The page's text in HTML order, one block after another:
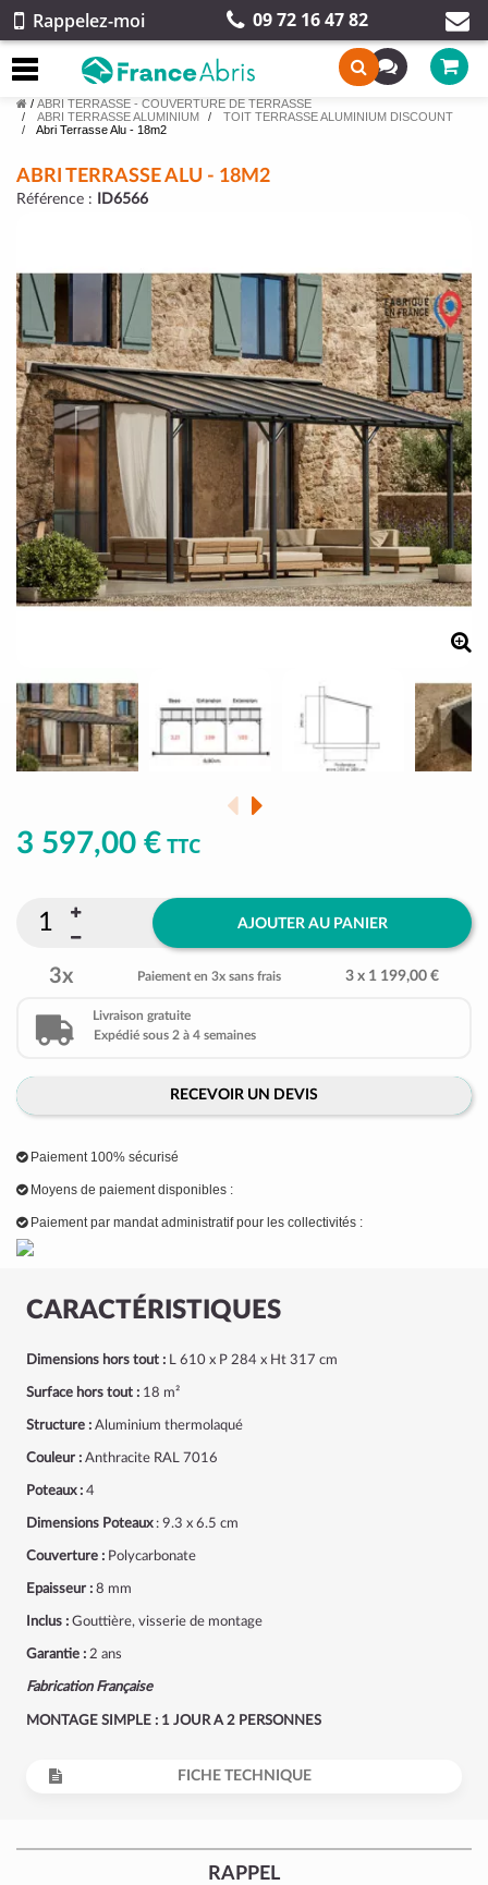
Rappelez-moi 09 72 16 47 82
/ ABRI TERRASSE - COUVERTURE DE TERRASSE
ABRI TERRASSE ALUMINIUM
TOIT TERRASSE ALUMINIUM DISCOUNT
Abri Terrasse Alu - 18m2
ABRI TERRASSE ALU - 18M2
Référence : ID6566
CARACTÉRISTIQUES
Dimensions hors tout : L 610 x P 284 x Ht 317 cm
Surface hors tout : 18 m²
Structure : Aluminium thermolaqué
Couleur : Anthracite RAL 7016
Poteaux : 4
Dimensions Poteaux: 9.3 x 6.5 cm
Couverture : Polycarbonate
Epaisseur : 8 mm
Inclus : Gouttière, visserie de montage
Garantie : 2 ans
Fabrication Française
MONTAGE SIMPLE : 1 JOUR A 2 PERSONNES
FICHE TECHNIQUE
3 597,00 € TTC
AJOUTER AU PANIER
3x Paiement en 3x sans frais 3 x 1 199,00 €
Livraison gratuite
Expédié sous 2 à 4 semaines
RECEVOIR UN DEVIS
Paiement 100% sécurisé
Moyens de paiement disponibles :
Paiement par mandat administratif pour les collectivités :
RAPPEL